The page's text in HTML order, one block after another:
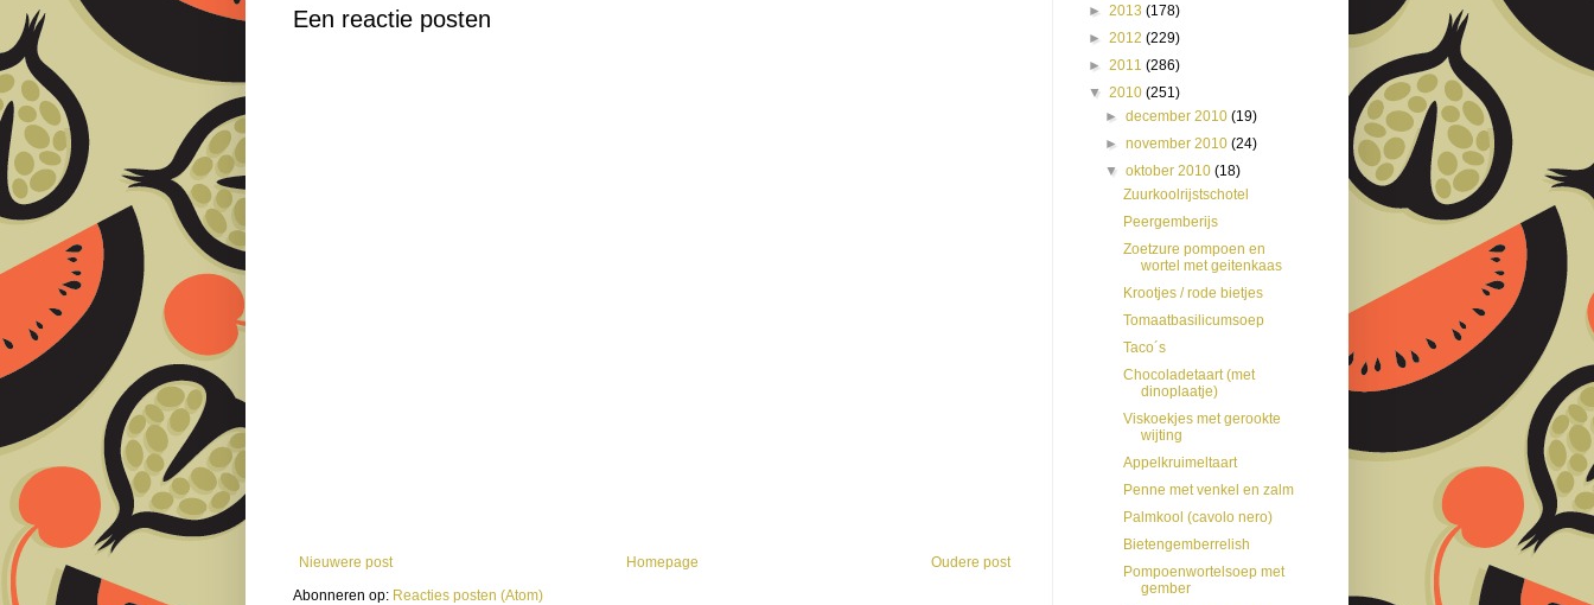
Een reactie posten
Nieuwere post Oudere post
Homepage
Abonneren op: Reacties posten (Atom)
► 2013 (178)
► 2012 (229)
► 2011 (286)
▼ 2010 (251)
►december 2010(19)
►november 2010(24)
▼oktober 2010(18)
Zuurkoolrijstschotel
Peergemberijs
Zoetzure pompoen en
wortel met geitenkaas
Krootjes / rode bietjes
Tomaatbasilicumsoep
Taco´s
Chocoladetaart (met
dinoplaatje)
Viskoekjes met gerookte
wijting
Appelkruimeltaart
Penne met venkel en zalm
Palmkool (cavolo nero)
Bietengemberrelish
Pompoenwortelsoep met
gember